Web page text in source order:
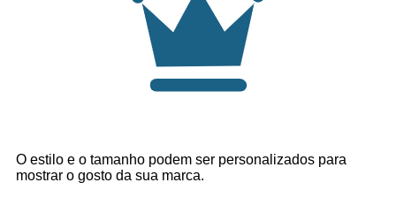
O estilo e o tamanho podem ser personalizados para
mostrar o gosto da sua marca.